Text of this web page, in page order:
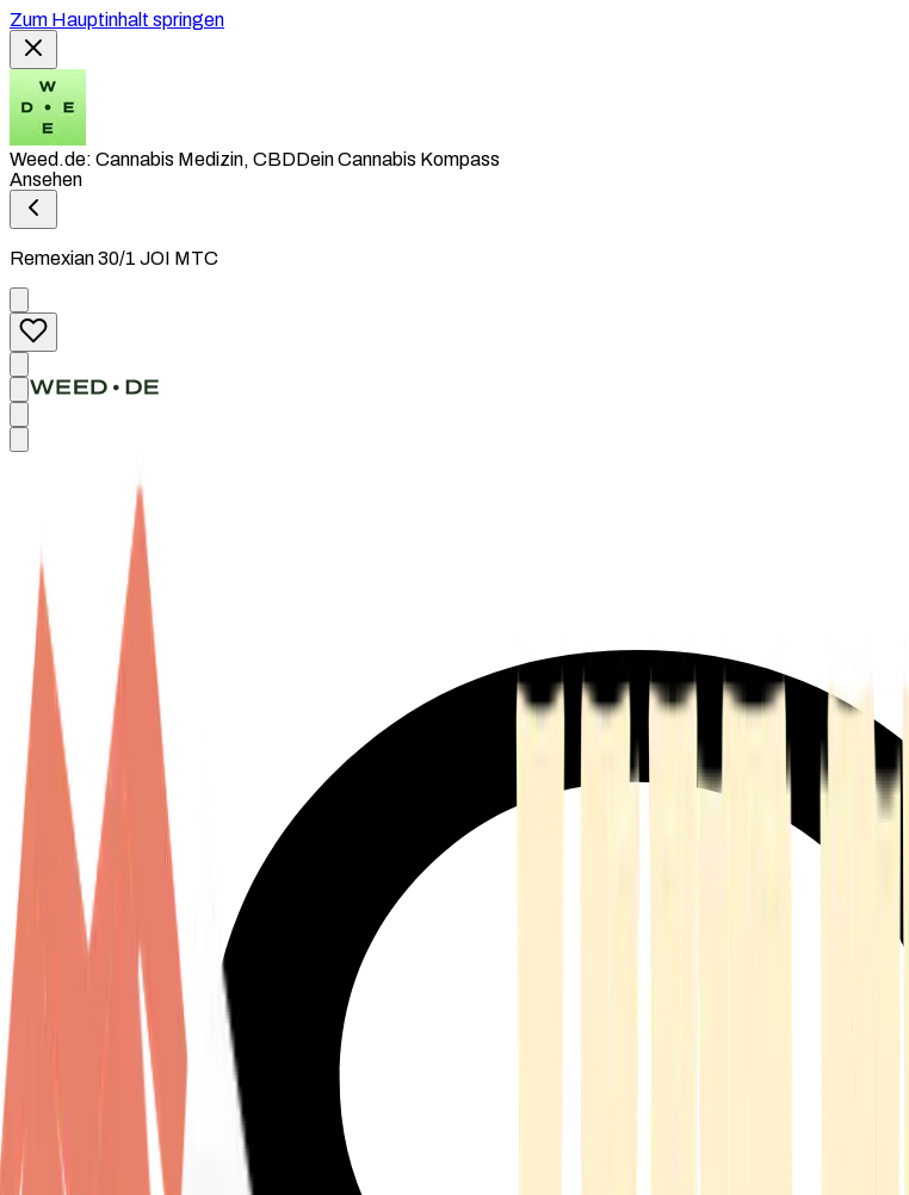
Zum Hauptinhalt springen
Weed.de: Cannabis Medizin, CBDDein Cannabis Kompass
Ansehen
Remexian 30/1 JOI MTC